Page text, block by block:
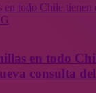
en todo Chile tienen
en todo
consulta